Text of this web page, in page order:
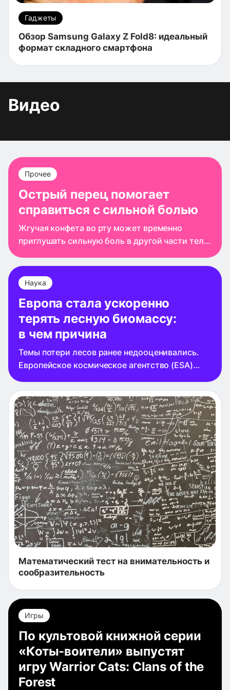
Гаджеты
Обзор Samsung Galaxy Z Fold8: идеальный
формат складного смартфона
Видео
Прочее
Острый перец помогает
справиться с сильной болью
Жгучая конфета во рту может временно
приглушать сильную боль в другой части тела.
как острый вкус влияет на восприятие
тепловой боли. Острый вкус перца чили
Наука
Европа стала ускоренно
терять лесную биомассу:
в чем причина
Темы потери лесов ранее недооценивались.
Европейское космическое агентство (ESA)
исследования, которое показало, что с 2018
года Старый свет ускоренными темпами
лишается
Математический тест на внимательность и
сообразительность
Игры
По культовой книжной серии
«Коты-воители» выпустят
игру Warrior Cats: Clans of the
Forest